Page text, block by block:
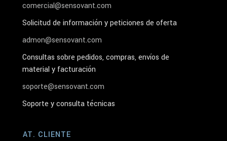
comercial@sensovant.com
Solicitud de información y peticiones de oferta
admon@sensovant.com
Consultas sobre pedidos, compras, envíos de
material y facturación
soporte@sensovant.com
Soporte y consulta técnicas
AT. CLIENTE